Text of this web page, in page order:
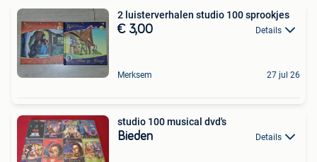
2 luisterverhalen studio 100 sprookjes
€ 3,00 Details
Merksem 27 jul 26
studio 100 musical dvd's
Bieden Details